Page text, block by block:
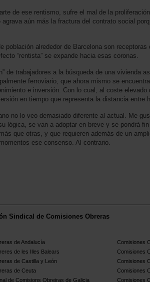
de ese rentismo, sufre el mal de la
aún más la fractura del contrato social
población alrededor de Barcelona son
“rentista” se expande hacia esas coronas.
de trabajadores a la búsqueda de una vivienda
ferroviario, que ahora mismo se
e inversión. Con lo cual, al coste
en tiempo que representa la distancia entre
no lo veo demasiado diferente al actual. Me
lógica, se van a adoptar en breve y se pondrá
que otras, y que requieren además de un
ese consenso. Al contrario.
Sindical de Comisiones Obreras
de Andalucía Comisiones
de les Illes Balears
Comisiones
de Castilla y León
Comisiones
de Ceuta
Comisiones
de Comisions Obreiras de Galicia
Comisiones